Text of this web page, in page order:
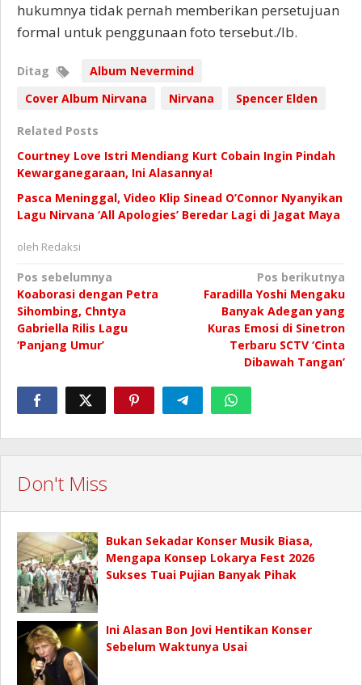
hukumnya tidak pernah memberikan persetujuan
formal untuk penggunaan foto tersebut./Ib.
Ditag
Album Nevermind
Cover Album Nirvana
Nirvana Spencer Elden
Related Posts
Courtney Love Istri Mendiang Kurt Cobain Ingin Pindah
Kewarganegaraan, Ini Alasannya!
Pasca Meninggal, Video Klip Sinead O’Connor Nyanyikan
Lagu Nirvana ‘All Apologies’ Beredar Lagi di Jagat Maya
oleh Redaksi
Navigasi
pos
Pos sebelumnya
Koaborasi dengan Petra
Sihombing, Chntya
Gabriella Rilis Lagu
‘Panjang Umur’
Pos berikutnya
Faradilla Yoshi Mengaku
Banyak Adegan yang
Kuras Emosi di Sinetron
Terbaru SCTV ‘Cinta
Dibawah Tangan’
Don't Miss
Bukan Sekadar Konser Musik Biasa,
Mengapa Konsep Lokarya Fest 2026
Sukses Tuai Pujian Banyak Pihak
Ini Alasan Bon Jovi Hentikan Konser
Sebelum Waktunya Usai